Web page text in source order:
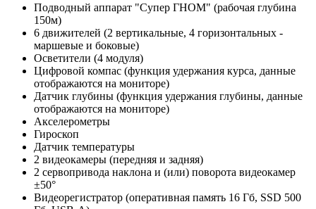
Подводный аппарат "Супер ГНОМ" (рабочая глубина
150м)
6 движителей (2 вертикальные, 4 горизонтальных -
маршевые и боковые)
Осветители (4 модуля)
Цифровой компас (функция удержания курса, данные
отображаются на мониторе)
Датчик глубины (функция удержания глубины, данные
отображаются на мониторе)
Акселерометры
Гироскоп
Датчик температуры
2 видеокамеры (передняя и задняя)
2 сервопривода наклона и (или) поворота видеокамер
±50°
Видеорегистратор (оперативная память 16 Гб, SSD 500